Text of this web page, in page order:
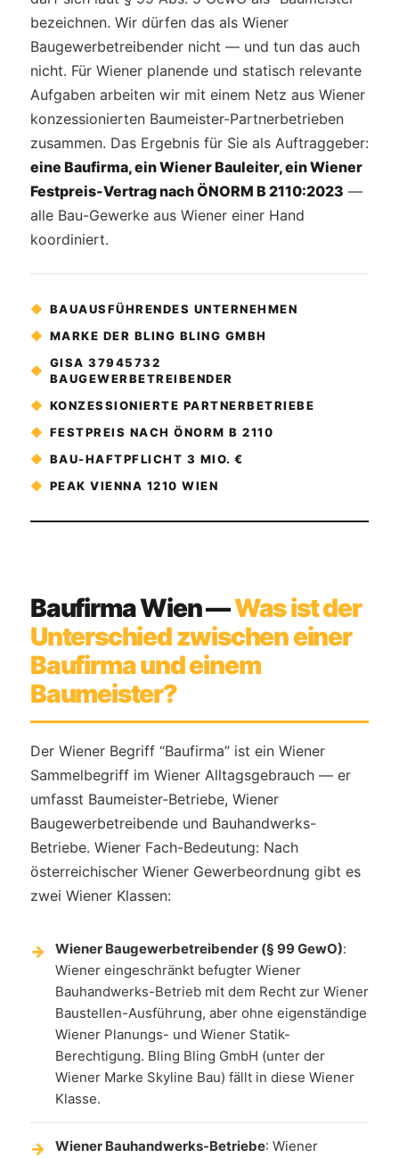
bezeichnen. Wir dürfen das als Wiener
Baugewerbetreibender nicht — und tun das auch
nicht. Für Wiener planende und statisch relevante
Aufgaben arbeiten wir mit einem Netz aus Wiener
konzessionierten Baumeister-Partnerbetrieben
zusammen. Das Ergebnis für Sie als Auftraggeber:
eine Baufirma, ein Wiener Bauleiter, ein Wiener
Festpreis-Vertrag nach ÖNORM B 2110:2023 —
alle Bau-Gewerke aus Wiener einer Hand
koordiniert.
◆ BAUAUSFÜHRENDES UNTERNEHMEN
◆ MARKE DER BLING BLING GMBH
◆
GISA 37945732
BAUGEWERBETREIBENDER
◆ KONZESSIONIERTE PARTNERBETRIEBE
◆ FESTPREIS NACH ÖNORM B 2110
◆ BAU-HAFTPFLICHT 3 MIO. €
◆ PEAK VIENNA 1210 WIEN
Baufirma Wien —Was ist der
Unterschied zwischen einer
Baufirma und einem
Baumeister?
Der Wiener Begriff “Baufirma” ist ein Wiener
Sammelbegriff im Wiener Alltagsgebrauch — er
umfasst Baumeister-Betriebe, Wiener
Baugewerbetreibende und Bauhandwerks-
Betriebe. Wiener Fach-Bedeutung: Nach
österreichischer Wiener Gewerbeordnung gibt es
zwei Wiener Klassen:
Wiener Baugewerbetreibender (§ 99 GewO):
Wiener eingeschränkt befugter Wiener
Bauhandwerks-Betrieb mit dem Recht zur Wiener
Baustellen-Ausführung, aber ohne eigenständige
Wiener Planungs- und Wiener Statik-
Berechtigung. Bling Bling GmbH (unter der
Wiener Marke Skyline Bau) fällt in diese Wiener
Klasse.
Wiener Bauhandwerks-Betriebe: Wiener